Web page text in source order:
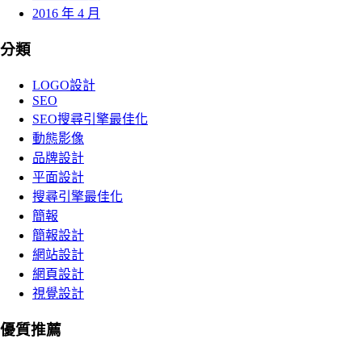
2016 年 4 月
分類
LOGO設計
SEO
SEO搜尋引擎最佳化
動態影像
品牌設計
平面設計
搜尋引擎最佳化
簡報
簡報設計
網站設計
網頁設計
視覺設計
優質推薦